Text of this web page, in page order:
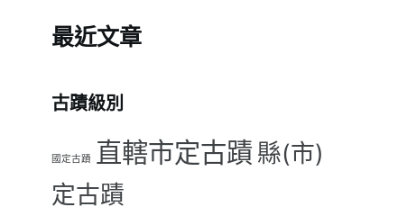
最近文章
古蹟級別
國定古蹟 直轄市定古蹟縣(市)
定古蹟